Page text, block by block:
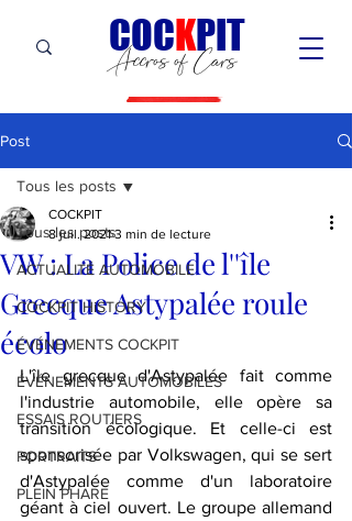
Accros of Cars
COCKPIT
Post
Tous les posts
ACTUALITÉ AUTOMOBILE
COCKPIT HiSTORY
ÉVÉNEMENTS COCKPIT
ÉVÉNEMENTS AUTOMOBILES
ESSAIS ROUTIERS
PORTRAITS
PLEIN PHARE
Tous les posts
VW : La Police de l''île
Grecque Astypalée roule
écolo
COCKPIT
8 juil. 2021 3 min de lecture
L'île grecque d'Astypalée fait comme
l'industrie automobile, elle opère sa
transition écologique. Et celle-ci est
sponsorisée par Volkswagen, qui se sert
d'Astypalée comme d'un laboratoire
géant à ciel ouvert. Le groupe allemand